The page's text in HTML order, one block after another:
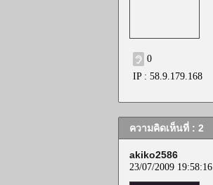
0
IP : 58.9.179.168
ความคิดเห็นที่ : 2
akiko2586
23/07/2009 19:58:16